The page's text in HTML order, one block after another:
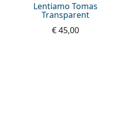
Lentiamo Tomas
Transparent
€ 45,00